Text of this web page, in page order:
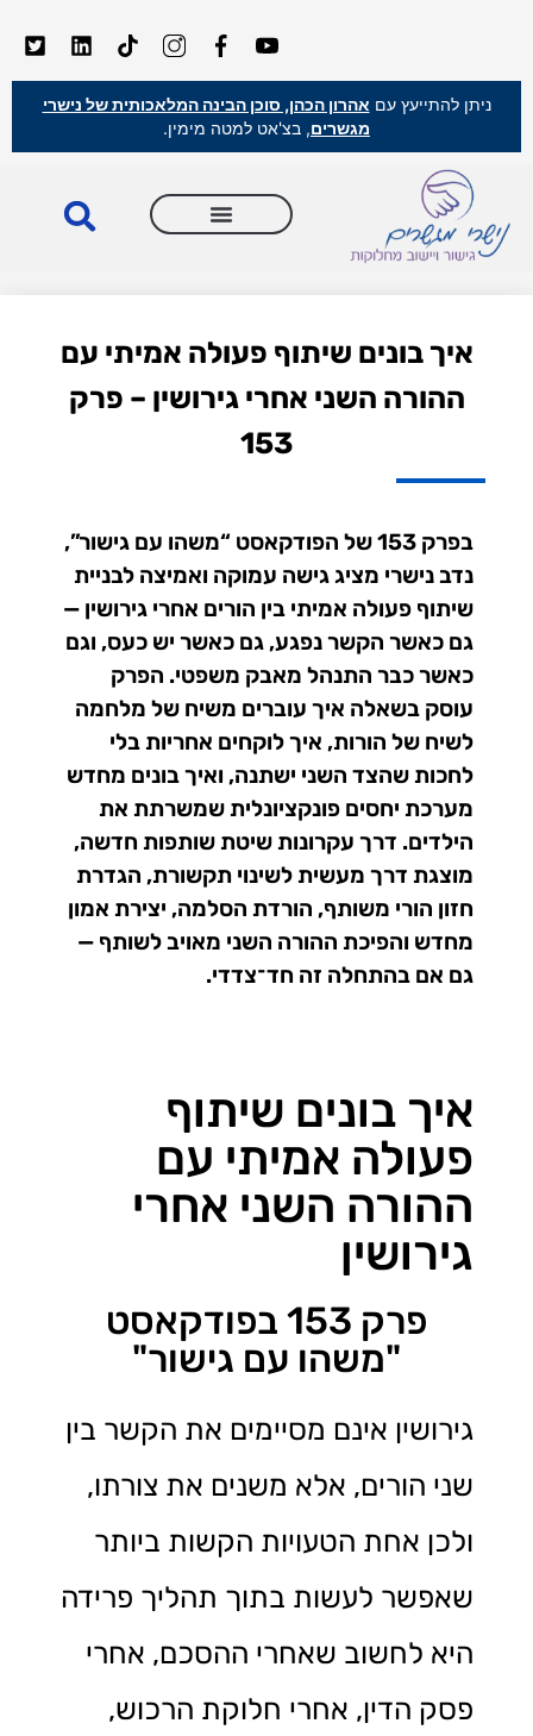
ניתן להתייעץ עם אהרון הכהן, סוכן הבינה המלאכותית של נישרי
מגשרים, בצ'אט למטה מימין.
איך בונים שיתוף פעולה אמיתי עם
ההורה השני אחרי גירושין – פרק
153
בפרק 153 של הפודקאסט “משהו עם גישור”,
נדב נישרי מציג גישה עמוקה ואמיצה לבניית
שיתוף פעולה אמיתי בין הורים אחרי גירושין —
גם כאשר הקשר נפגע, גם כאשר יש כעס, וגם
כאשר כבר התנהל מאבק משפטי. הפרק
עוסק בשאלה איך עוברים משיח של מלחמה
לשיח של הורות, איך לוקחים אחריות בלי
לחכות שהצד השני ישתנה, ואיך בונים מחדש
מערכת יחסים פונקציונלית שמשרתת את
הילדים. דרך עקרונות שיטת שותפות חדשה,
מוצגת דרך מעשית לשינוי תקשורת, הגדרת
חזון הורי משותף, הורדת הסלמה, יצירת אמון
מחדש והפיכת ההורה השני מאויב לשותף —
גם אם בהתחלה זה חד־צדדי.
איך בונים שיתוף
פעולה אמיתי עם
ההורה השני אחרי
גירושין
פרק 153 בפודקאסט
"משהו עם גישור"
גירושין אינם מסיימים את הקשר בין
שני הורים, אלא משנים את צורתו,
ולכן אחת הטעויות הקשות ביותר
שאפשר לעשות בתוך תהליך פרידה
היא לחשוב שאחרי ההסכם, אחרי
פסק הדין, אחרי חלוקת הרכוש,